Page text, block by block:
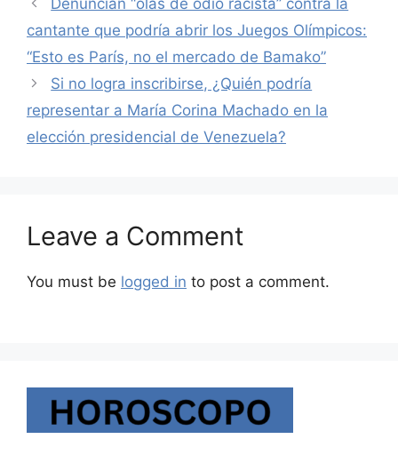
Denuncian “olas de odio racista” contra la
cantante que podría abrir los Juegos Olímpicos:
“Esto es París, no el mercado de Bamako”
Si no logra inscribirse, ¿Quién podría
representar a María Corina Machado en la
elección presidencial de Venezuela?
Leave a Comment
You must be logged in to post a comment.